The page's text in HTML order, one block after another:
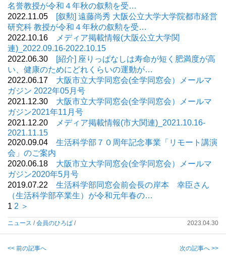
名誉教授が令和４年秋の叙勲を受…
2022.11.05
[叙勲] 遠藤尚秀 大阪公立大学大学院都市経営
研究科 教授が令和４年秋の叙勲を受…
2022.10.16
メディア掲載情報(大阪公立大学関
連)_2022.09.16-2022.10.15
2022.06.30
[紹介] 座りっぱなしは寿命が短く肥満度が高
い、健康のためにどれくらいの運動が…
2022.06.17 大阪市立大学同窓会(全学同窓会）メールマ
ガジン 2022年05月号
2021.12.30 大阪市立大学同窓会(全学同窓会）メールマ
ガジン2021年11月号
2021.12.20
メディア掲載情報(市大関連)_2021.10.16-
2021.11.15
2020.09.04 生活科学部７０周年記念事業「リモート講演
会」のご案内
2020.06.18 大阪市立大学同窓会(全学同窓会）メールマ
ガジン2020年5月号
2019.07.22 生活科学部同窓会前会長の岸本 幸臣さん
（生活科学部卒業生）が令和元年春の…
1 2 ＞
ニュース /会員のひろば / 2023.04.30
<< 前の記事へ 次の記事へ >>